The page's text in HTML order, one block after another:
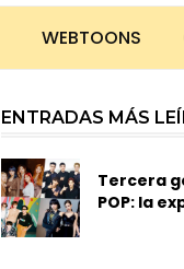
WEBTOONS
ENTRADAS MÁS
Tercera
POP: la